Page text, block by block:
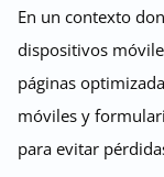
En un contexto
dispositivos
páginas
móviles y
para evitar